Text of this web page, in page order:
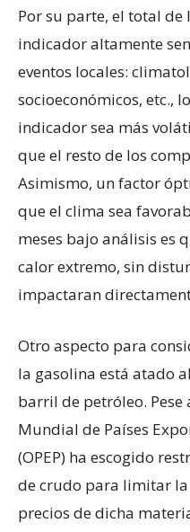
Por su parte, el total de
indicador altamente
eventos locales:
socioeconómicos, etc.,
indicador sea más
que el resto de los
Asimismo, un factor
que el clima sea
meses bajo análisis es
calor extremo, sin
impactaran
Otro aspecto para
la gasolina está atado
barril de petróleo.
Mundial de Países
(OPEP) ha escogido
de crudo para limitar
precios de dicha